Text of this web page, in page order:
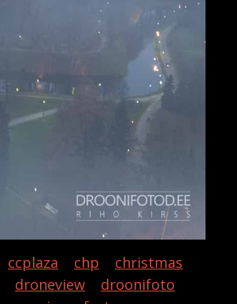
ccplaza chp
christmas
droneview
droonifoto